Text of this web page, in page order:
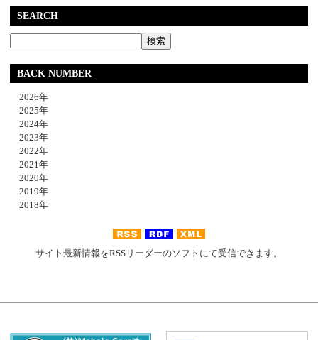
SEARCH
BACK NUMBER
2026年
2025年
2024年
2023年
2022年
2021年
2020年
2019年
2018年
サイト最新情報をRSSリーダーのソフトにて受信できます。